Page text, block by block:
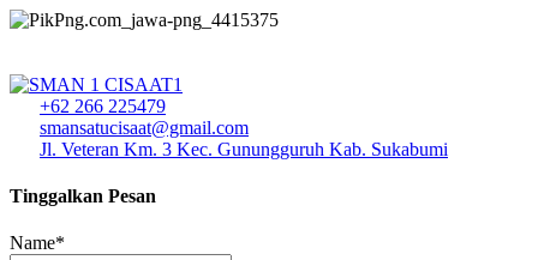
+62 266 225479
smansatucisaat@gmail.com
Jl. Veteran Km. 3 Kec. Gunungguruh Kab. Sukabumi
Tinggalkan Pesan
Name*